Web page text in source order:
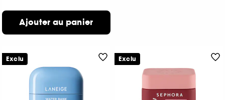
Ajouter au panier
Exclu Exclu